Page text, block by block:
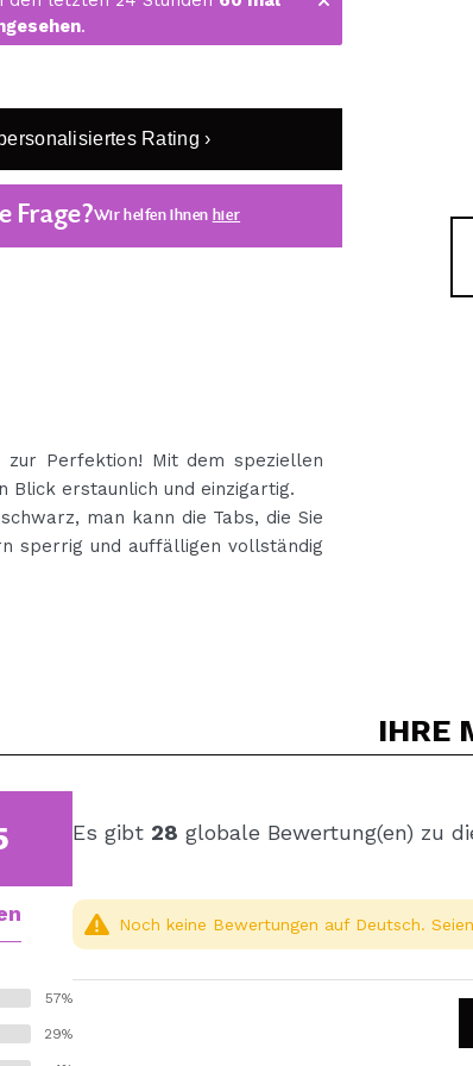
.
Rating ›
Frage?Wir helfen Ihnen hier
Perfektion! Mit dem speziellen
Blick erstaunlich und einzigartig.
man kann die Tabs, die Sie
sperrig und auffälligen vollständig
IHRE
57%
29%
Es gibt 28 globale Bewertung(en) zu
Noch keine Bewertungen auf Deutsch.